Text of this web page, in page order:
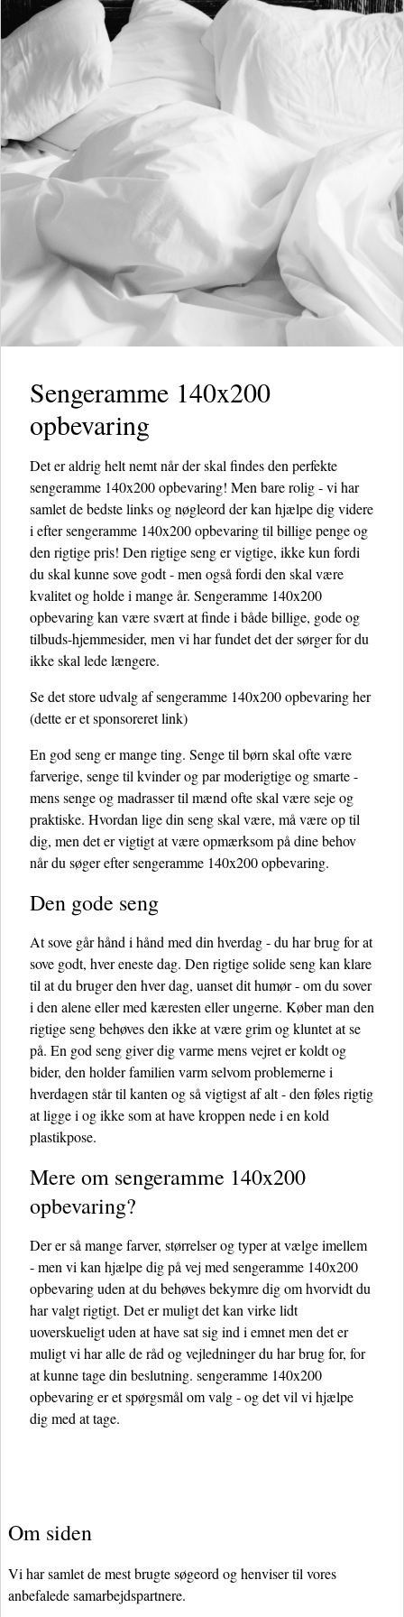
Sengeramme 140x200
opbevaring
Det er aldrig helt nemt når der skal findes den perfekte
sengeramme 140x200 opbevaring! Men bare rolig - vi har
samlet de bedste links og nøgleord der kan hjælpe dig videre
i efter sengeramme 140x200 opbevaring til billige penge og
den rigtige pris! Den rigtige seng er vigtige, ikke kun fordi
du skal kunne sove godt - men også fordi den skal være
kvalitet og holde i mange år. Sengeramme 140x200
opbevaring kan være svært at finde i både billige, gode og
tilbuds-hjemmesider, men vi har fundet det der sørger for du
ikke skal lede længere.
Se det store udvalg af sengeramme 140x200 opbevaring her
(dette er et sponsoreret link)
En god seng er mange ting. Senge til børn skal ofte være
farverige, senge til kvinder og par moderigtige og smarte -
mens senge og madrasser til mænd ofte skal være seje og
praktiske. Hvordan lige din seng skal være, må være op til
dig, men det er vigtigt at være opmærksom på dine behov
når du søger efter sengeramme 140x200 opbevaring.
Den gode seng
At sove går hånd i hånd med din hverdag - du har brug for at
sove godt, hver eneste dag. Den rigtige solide seng kan klare
til at du bruger den hver dag, uanset dit humør - om du sover
i den alene eller med kæresten eller ungerne. Køber man den
rigtige seng behøves den ikke at være grim og kluntet at se
på. En god seng giver dig varme mens vejret er koldt og
bider, den holder familien varm selvom problemerne i
hverdagen står til kanten og så vigtigst af alt - den føles rigtig
at ligge i og ikke som at have kroppen nede i en kold
plastikpose.
Mere om sengeramme 140x200
opbevaring?
Der er så mange farver, størrelser og typer at vælge imellem
- men vi kan hjælpe dig på vej med sengeramme 140x200
opbevaring uden at du behøves bekymre dig om hvorvidt du
har valgt rigtigt. Det er muligt det kan virke lidt
uoverskueligt uden at have sat sig ind i emnet men det er
muligt vi har alle de råd og vejledninger du har brug for, for
at kunne tage din beslutning. sengeramme 140x200
opbevaring er et spørgsmål om valg - og det vil vi hjælpe
dig med at tage.
Om siden
Vi har samlet de mest brugte søgeord og henviser til vores
anbefalede samarbejdspartnere.